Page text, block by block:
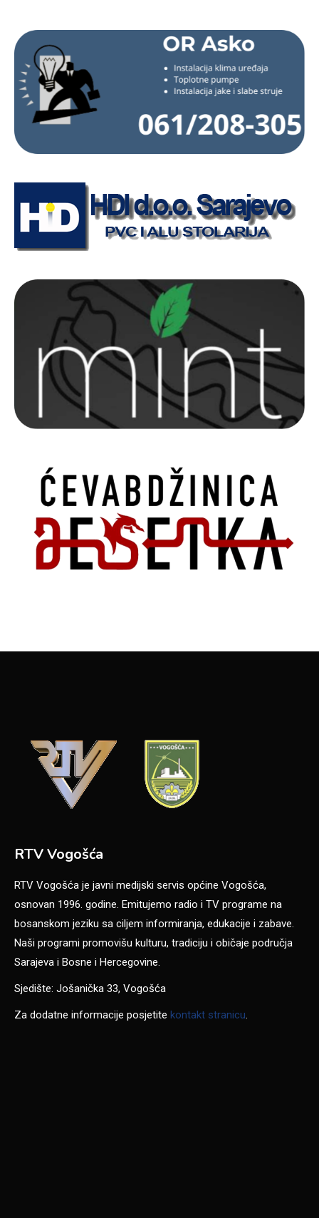
RTV Vogošća
RTV Vogošća je javni medijski servis općine Vogošća,
osnovan 1996. godine. Emitujemo radio i TV programe na
bosanskom jeziku sa ciljem informiranja, edukacije i zabave.
Naši programi promovišu kulturu, tradiciju i običaje područja
Sarajeva i Bosne i Hercegovine.
Sjedište: Jošanička 33, Vogošća
Za dodatne informacije posjetite kontakt stranicu